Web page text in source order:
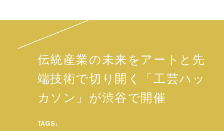
伝統産業の未来をアートと先
端技術で切り開く「工芸ハッ
カソン」が渋谷で開催
TAGS: